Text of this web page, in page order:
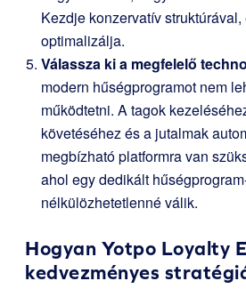
Kezdje konzervatív
optimalizálja.
Válassza ki a megfelelő
modern hűségprogramot nem
működtetni. A tagok
követéséhez és a jutalmak
megbízható platformra van
ahol egy dedikált
nélkülözhetetlenné válik.
Hogyan Yotpo Loyalty
kedvezményes